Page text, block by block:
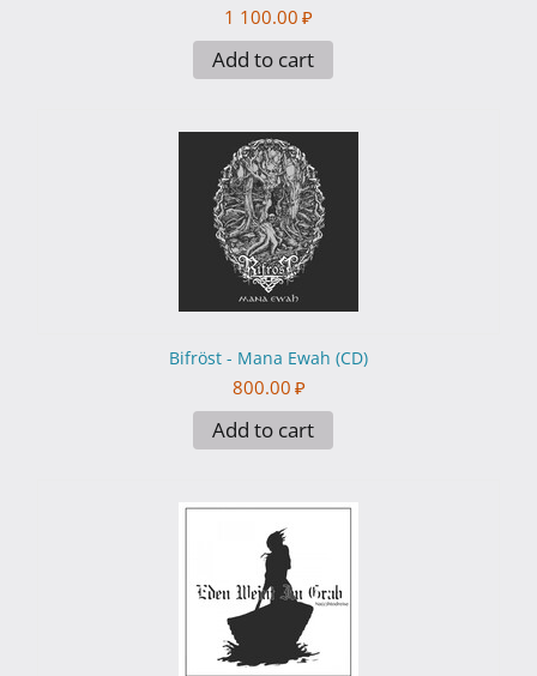
1 100.00 ₽
Add to cart
Bifröst - Mana Ewah (CD)
800.00 ₽
Add to cart